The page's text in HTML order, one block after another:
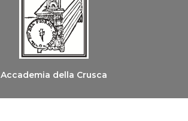
Accademia della Crusca